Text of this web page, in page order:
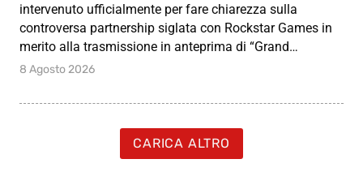
intervenuto ufficialmente per fare chiarezza sulla
controversa partnership siglata con Rockstar Games in
merito alla trasmissione in anteprima di “Grand…
8 Agosto 2026
CARICA ALTRO